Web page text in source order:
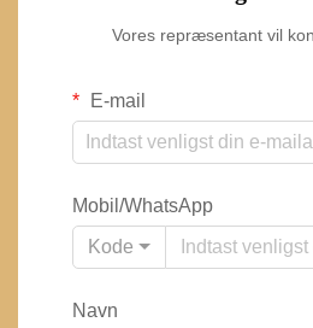
Vores repræsentant vil
E-mail
Mobil/WhatsApp
Kode
Navn